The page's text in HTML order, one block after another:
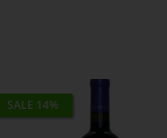
SALE 14%